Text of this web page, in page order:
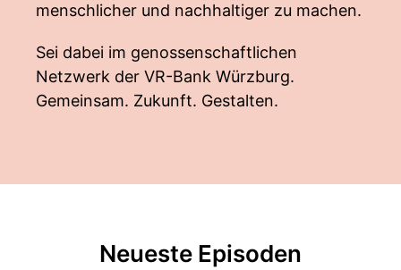
menschlicher und nachhaltiger zu machen.
Sei dabei im genossenschaftlichen
Netzwerk der VR-Bank Würzburg.
Gemeinsam. Zukunft. Gestalten.
Neueste Episoden